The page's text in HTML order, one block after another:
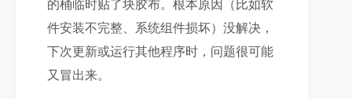
的桶临时贴了块胶布。根本原因（比如软
件安装不完整、系统组件损坏）没解决，
下次更新或运行其他程序时，问题很可能
又冒出来。